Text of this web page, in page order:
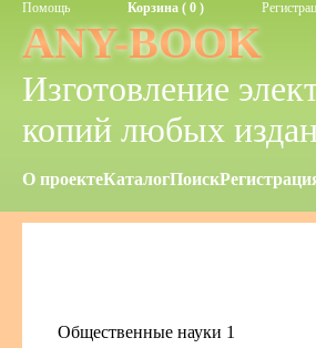
Помощь Корзина ( 0 )
ANY-BOOK
Изготовление
копий любых
О проектеКаталогПоиск
Общественные науки 1